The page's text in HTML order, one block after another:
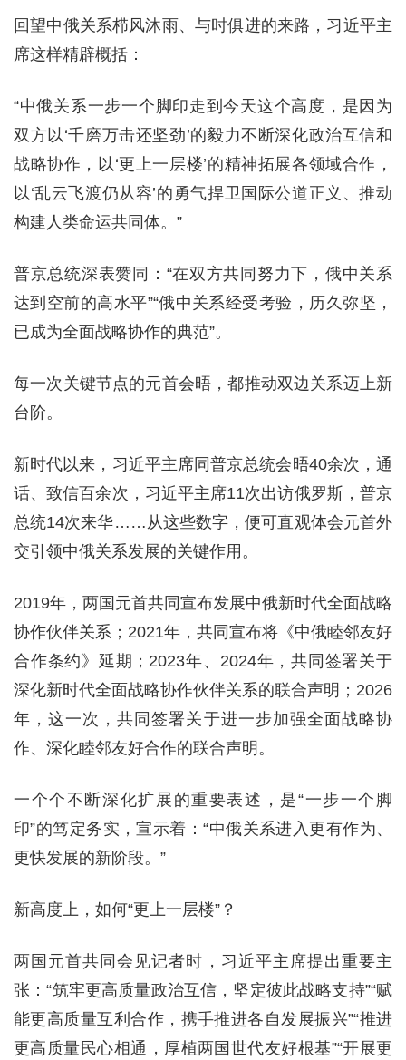
回望中俄关系栉风沐雨、与时俱进的来路，习近平主
席这样精辟概括：
“中俄关系一步一个脚印走到今天这个高度，是因为
双方以‘千磨万击还坚劲’的毅力不断深化政治互信和
战略协作，以‘更上一层楼’的精神拓展各领域合作，
以‘乱云飞渡仍从容’的勇气捍卫国际公道正义、推动
构建人类命运共同体。”
普京总统深表赞同：“在双方共同努力下，俄中关系
达到空前的高水平”“俄中关系经受考验，历久弥坚，
已成为全面战略协作的典范”。
每一次关键节点的元首会晤，都推动双边关系迈上新
台阶。
新时代以来，习近平主席同普京总统会晤40余次，通
话、致信百余次，习近平主席11次出访俄罗斯，普京
总统14次来华……从这些数字，便可直观体会元首外
交引领中俄关系发展的关键作用。
2019年，两国元首共同宣布发展中俄新时代全面战略
协作伙伴关系；2021年，共同宣布将《中俄睦邻友好
合作条约》延期；2023年、2024年，共同签署关于
深化新时代全面战略协作伙伴关系的联合声明；2026
年，这一次，共同签署关于进一步加强全面战略协
作、深化睦邻友好合作的联合声明。
一个个不断深化扩展的重要表述，是“一步一个脚
印”的笃定务实，宣示着：“中俄关系进入更有作为、
更快发展的新阶段。”
新高度上，如何“更上一层楼”？
两国元首共同会见记者时，习近平主席提出重要主
张：“筑牢更高质量政治互信，坚定彼此战略支持”“赋
能更高质量互利合作，携手推进各自发展振兴”“推进
更高质量民心相通，厚植两国世代友好根基”“开展更